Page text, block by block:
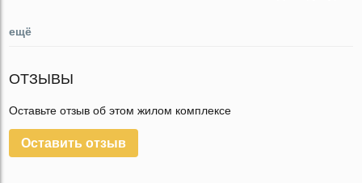
ещё
ОТЗЫВЫ
Оставьте отзыв об этом жилом комплексе
Оставить отзыв